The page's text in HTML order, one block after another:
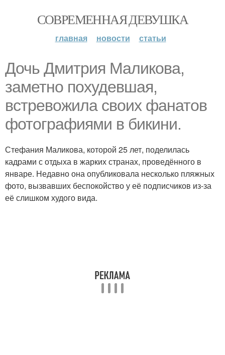
СОВРЕМЕННАЯ ДЕВУШКА
главная новости статьи
Дочь Дмитрия Маликова,
заметно похудевшая,
встревожила своих фанатов
фотографиями в бикини.
Стефания Маликова, которой 25 лет, поделилась
кадрами с отдыха в жарких странах, проведённого в
январе. Недавно она опубликовала несколько пляжных
фото, вызвавших беспокойство у её подписчиков из-за
её слишком худого вида.